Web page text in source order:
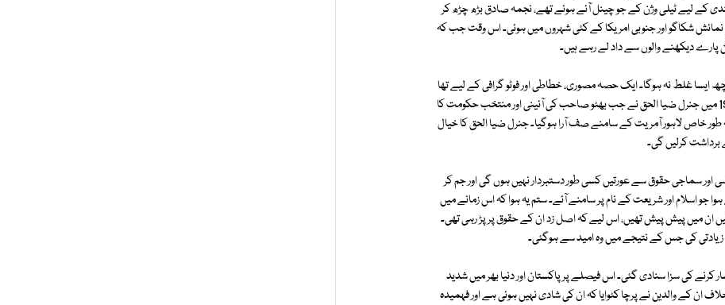
کے لیے ٹیلی وژن کے جو چینل آئے ہوئے تھے، نجمہ صادق بڑھ چڑھ کر
نمائش شکاگو اور جنوبی امریکا کے کئی شہروں میں ہوئی۔ اس وقت جب کہ
پارے دیکھنے والوں سے داد لے رہے ہیں۔
ایسا غلط نہ ہوگا۔ ایک حصہ مصوری، خطاطی اور فوٹو گرافی کے لیے تھا
اور شخصیت کی دوسری جہت سیاسی جدوجہد کے لیے مخصوص تھی۔ 1977 میں جنرل ضیا الحق نے جب بھٹو صاحب کی آئینی اور منتخب حکومت کا
طور خاص لاہور آمریت کے سامنے صف آرا ہوگیا۔ جنرل ضیا الحق کا خیال
کرلیں گی۔
اور سماجی حقوق سے عورتیں کسی طور دستبردار نہیں ہوں گی اور جم کر
اسلام اور شریعت کے نام پر سامنے آئے۔ ستم یہ ہوا کہ اس زمانے میں
ان میں پیش پیش تھیں، اس لیے کہ اصل زد ان کے حقوق پر پڑ رہی تھی۔
زیادتی کی جس کے نتیجے میں وہ امید سے ہوگئی۔
کی سزا سنادی گئی۔ اس فیصلے پر پاکستان اور دنیا بھر میں شدید
ان کے والدین نے پرچا کٹوایا کہ ان کی شادی نہیں ہوئی ہے اور فہمیدہ